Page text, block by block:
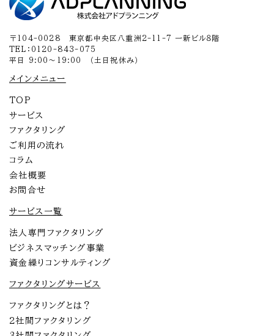
〒104-0028 東京都中央区八重洲2-11-7 一新ビル８階
TEL：0120-843-075
平日 9:00～19:00 （土日祝休み）
メインメニュー
TOP
サービス
ファクタリング
ご利用の流れ
コラム
会社概要
お問合せ
サービス一覧
法人専門ファクタリング
ビジネスマッチング事業
資金繰りコンサルティング
ファクタリングサービス
ファクタリングとは？
2社間ファクタリング